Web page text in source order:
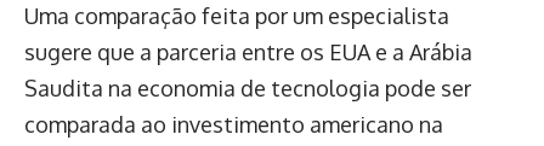
Uma comparação feita por um especialista
sugere que a parceria entre os EUA e a Arábia
Saudita na economia de tecnologia pode ser
comparada ao investimento americano na